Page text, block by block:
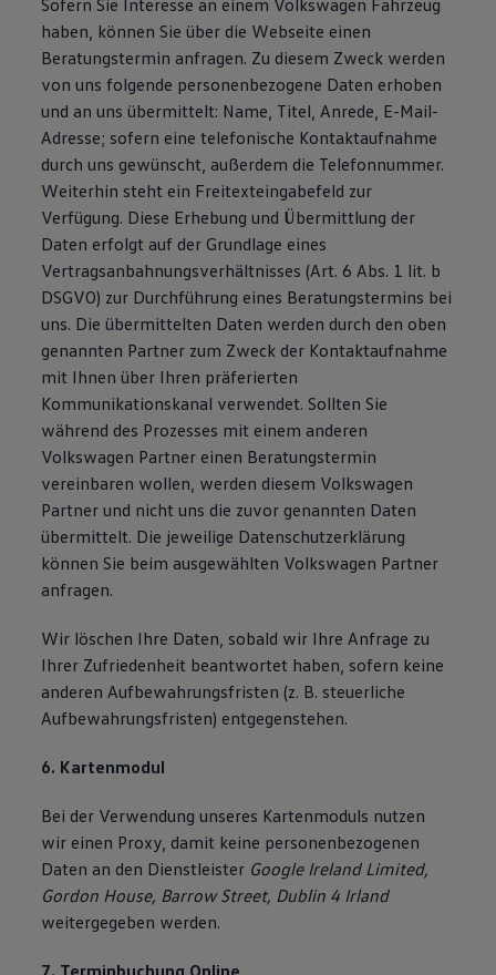
Sofern Sie Interesse an einem Volkswagen Fahrzeug
haben, können Sie über die Webseite einen
Beratungstermin anfragen. Zu diesem Zweck werden
von uns folgende personenbezogene Daten erhoben
und an uns übermittelt: Name, Titel, Anrede, E-Mail-
Adresse; sofern eine telefonische Kontaktaufnahme
durch uns gewünscht, außerdem die Telefonnummer.
Weiterhin steht ein Freitexteingabefeld zur
Verfügung. Diese Erhebung und Übermittlung der
Daten erfolgt auf der Grundlage eines
Vertragsanbahnungsverhältnisses (Art. 6 Abs. 1 lit. b
DSGVO) zur Durchführung eines Beratungstermins bei
uns. Die übermittelten Daten werden durch den oben
genannten Partner zum Zweck der Kontaktaufnahme
mit Ihnen über Ihren präferierten
Kommunikationskanal verwendet. Sollten Sie
während des Prozesses mit einem anderen
Volkswagen Partner einen Beratungstermin
vereinbaren wollen, werden diesem Volkswagen
Partner und nicht uns die zuvor genannten Daten
übermittelt. Die jeweilige Datenschutzerklärung
können Sie beim ausgewählten Volkswagen Partner
anfragen.
Wir löschen Ihre Daten, sobald wir Ihre Anfrage zu
Ihrer Zufriedenheit beantwortet haben, sofern keine
anderen Aufbewahrungsfristen (z. B. steuerliche
Aufbewahrungsfristen) entgegenstehen.
6. Kartenmodul
Bei der Verwendung unseres Kartenmoduls nutzen
wir einen Proxy, damit keine personenbezogenen
Daten an den Dienstleister Google Ireland Limited,
Gordon House, Barrow Street, Dublin 4 Irland
weitergegeben werden.
7. Terminbuchung Online